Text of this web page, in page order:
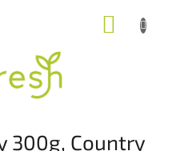
300g, Country